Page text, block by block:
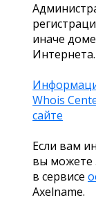
иначе
Интернета.
Whois
сайте
Если вам
вы можете
в сервисе
Axelname.